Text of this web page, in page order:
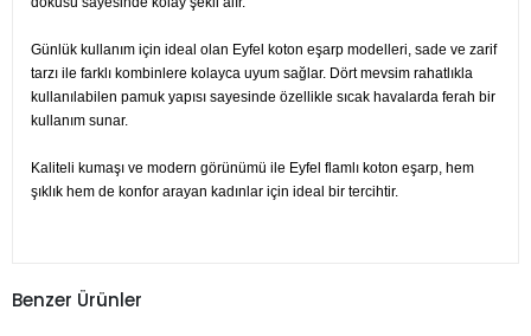
Günlük kullanım için ideal olan Eyfel koton eşarp modelleri, sade ve zarif
tarzı ile farklı kombinlere kolayca uyum sağlar. Dört mevsim rahatlıkla
kullanılabilen pamuk yapısı sayesinde özellikle sıcak havalarda ferah bir
kullanım sunar.
Kaliteli kumaşı ve modern görünümü ile Eyfel flamlı koton eşarp, hem
şıklık hem de konfor arayan kadınlar için ideal bir tercihtir.
Benzer Ürünler